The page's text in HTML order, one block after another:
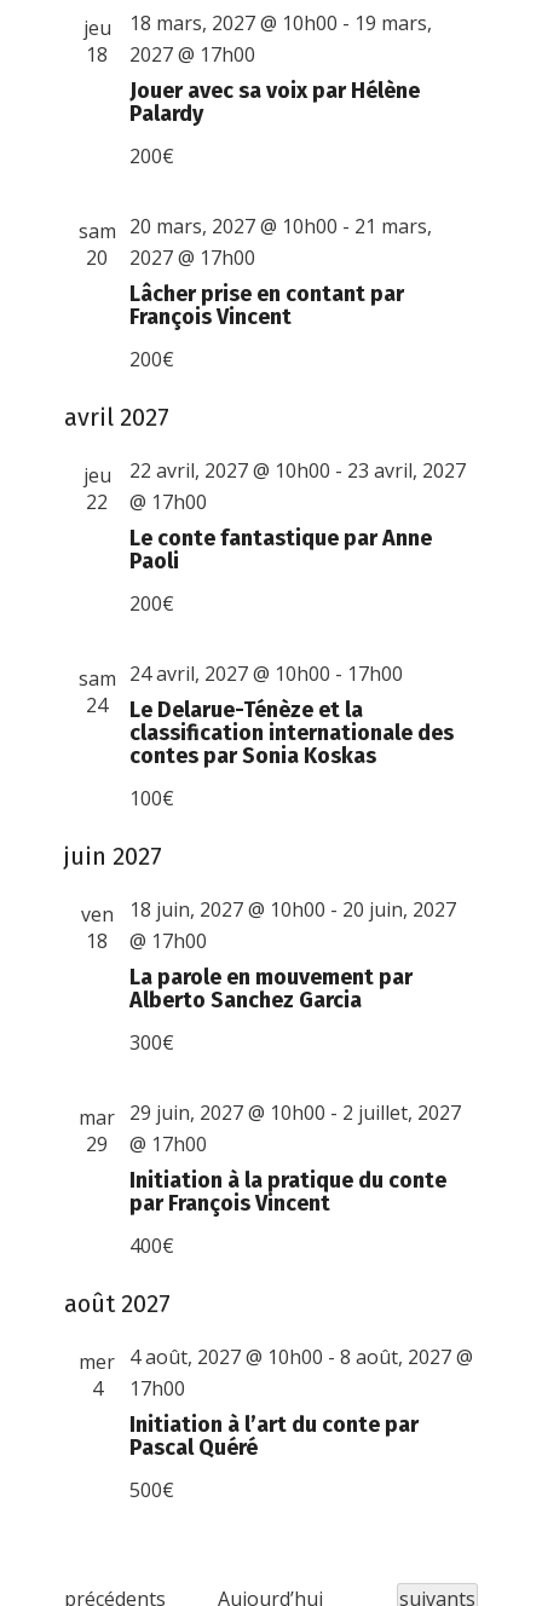
jeu
18
Jouer avec sa voix par Hélène
Palardy
18 mars, 2027 @ 10h00 - 19 mars,
2027 @ 17h00
200€
sam
20
Lâcher prise en contant par
François Vincent
20 mars, 2027 @ 10h00 - 21 mars,
2027 @ 17h00
200€
avril 2027
jeu
22
Le conte fantastique par Anne
Paoli
22 avril, 2027 @ 10h00 - 23 avril, 2027
@ 17h00
200€
sam
24
Le Delarue-Ténèze et la
classification internationale des
contes par Sonia Koskas
24 avril, 2027 @ 10h00 - 17h00
100€
juin 2027
ven
18
La parole en mouvement par
Alberto Sanchez Garcia
18 juin, 2027 @ 10h00 - 20 juin, 2027
@ 17h00
300€
mar
29
Initiation à la pratique du conte
par François Vincent
29 juin, 2027 @ 10h00 - 2 juillet, 2027
@ 17h00
400€
août 2027
mer
4
Initiation à l’art du conte par
Pascal Quéré
4 août, 2027 @ 10h00 -8 août, 2027 @
17h00
500€
É
précédents Aujourd’hui Évènements
suivants